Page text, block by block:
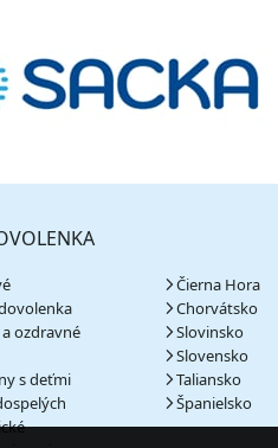
ozdravné
s deťmi
Čierna Hora
Chorvátsko
Slovinsko
Slovensko
Taliansko
Španielsko